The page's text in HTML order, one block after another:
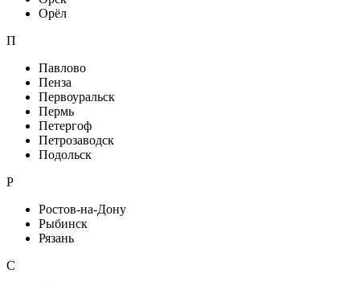
Орёл
П
Павлово
Пенза
Первоуральск
Пермь
Петергоф
Петрозаводск
Подольск
Р
Ростов-на-Дону
Рыбинск
Рязань
С